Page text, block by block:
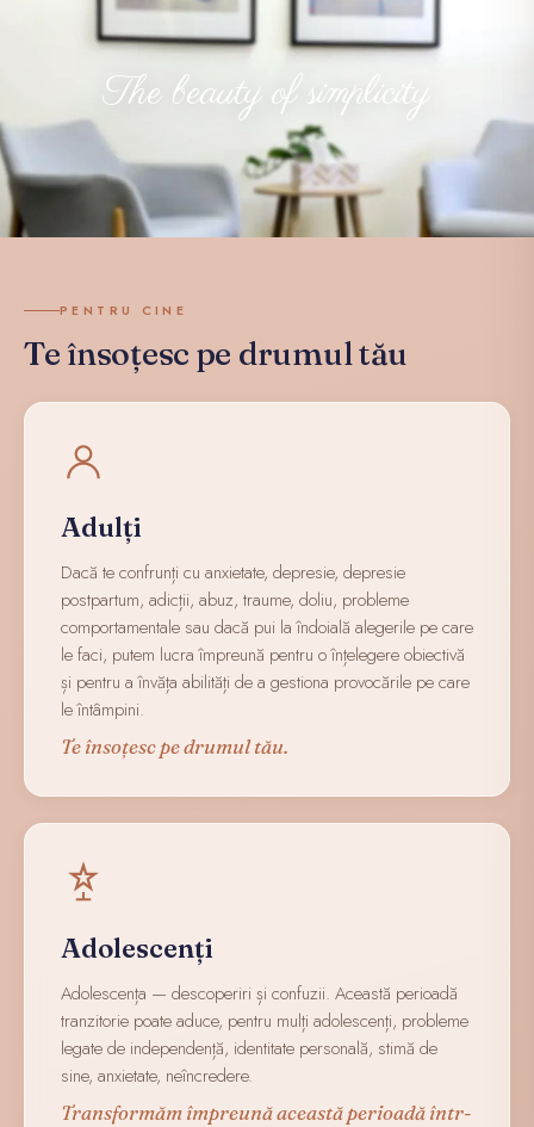
The beauty of simplicity
PENTRU CINE
Te însoțesc pe drumul tău
Adulți
Dacă te confrunți cu anxietate, depresie, depresie
postpartum, adicții, abuz, traume, doliu, probleme
comportamentale sau dacă pui la îndoială alegerile pe care
le faci, putem lucra împreună pentru o înțelegere obiectivă
și pentru a învăța abilități de a gestiona provocările pe care
le întâmpini.
Te însoțesc pe drumul tău.
Adolescenți
Adolescența — descoperiri și confuzii. Această perioadă
tranzitorie poate aduce, pentru mulți adolescenți, probleme
legate de independență, identitate personală, stimă de
sine, anxietate, neîncredere.
Transformăm împreună această perioadă într-